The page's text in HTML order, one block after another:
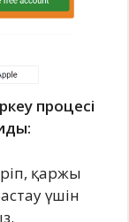
процесі
қаржы
үшін